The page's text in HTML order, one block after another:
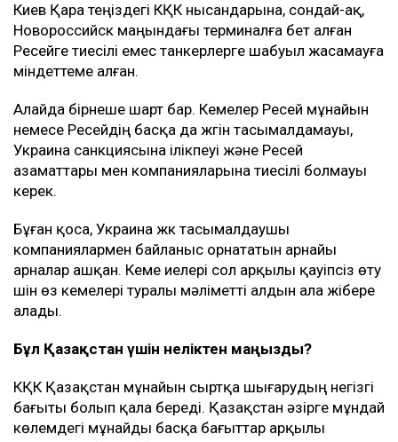
Киев Қара теңіздегі КҚК нысандарына, сондай-ақ,
Новороссийск маңындағы терминалға бет алған
Ресейге тиесілі емес танкерлерге шабуыл жасамауға
міндеттеме алған.
Алайда бірнеше шарт бар. Кемелер Ресей мұнайын
немесе Ресейдің басқа да жүгін тасымалдамауы,
Украина санкциясына ілікпеуі және Ресей
азаматтары мен компанияларына тиесілі болмауы
керек.
Бұған қоса, Украина жүк тасымалдаушы
компаниялармен байланыс орнататын арнайы
арналар ашқан. Кеме иелері сол арқылы қауіпсіз өту
үшін өз кемелері туралы мәліметті алдын ала жібере
алады.
Бұл Қазақстан үшін неліктен маңызды?
КҚК Қазақстан мұнайын сыртқа шығарудың негізгі
бағыты болып қала береді. Қазақстан әзірге мұндай
көлемдегі мұнайды басқа бағыттар арқылы